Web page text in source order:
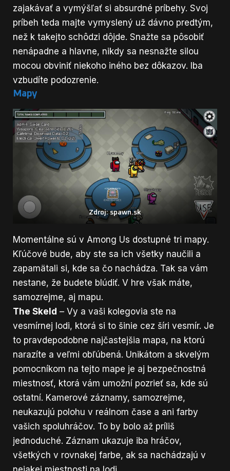
zajakávať a vymýšľať si absurdné príbehy. Svoj
príbeh teda majte vymyslený už dávno predtým,
než k takejto schôdzi dôjde. Snažte sa pôsobiť
nenápadne a hlavne, nikdy sa nesnažte silou
mocou obviniť niekoho iného bez dôkazov. Iba
vzbudíte podozrenie.
Mapy
Zdroj: spawn.sk
Momentálne sú v Among Us dostupné tri mapy.
Kľúčové bude, aby ste sa ich všetky naučili a
zapamätali si, kde sa čo nachádza. Tak sa vám
nestane, že budete blúdiť. V hre však máte,
samozrejme, aj mapu.
The Skeld – Vy a vaši kolegovia ste na
vesmírnej lodi, ktorá si to šinie cez šíri vesmír. Je
to pravdepodobne najčastejšia mapa, na ktorú
narazíte a veľmi obľúbená. Unikátom a skvelým
pomocníkom na tejto mape je aj bezpečnostná
miestnosť, ktorá vám umožní pozrieť sa, kde sú
ostatní. Kamerové záznamy, samozrejme,
neukazujú polohu v reálnom čase a ani farby
vašich spoluhráčov. To by bolo až príliš
jednoduché. Záznam ukazuje iba hráčov,
všetkých v rovnakej farbe, ak sa nachádzajú v